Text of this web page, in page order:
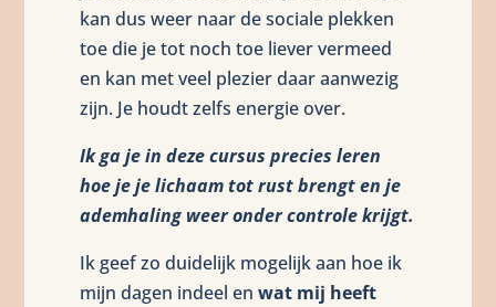
kan dus weer naar de sociale plekken
toe die je tot noch toe liever vermeed
en kan met veel plezier daar aanwezig
zijn. Je houdt zelfs energie over.
Ik ga je in deze cursus precies leren
hoe je je lichaam tot rust brengt en je
ademhaling weer onder controle krijgt.
Ik geef zo duidelijk mogelijk aan hoe ik
mijn dagen indeel enwat mij heeft